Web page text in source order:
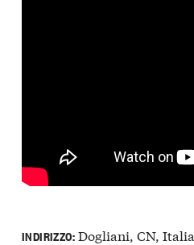
INDIRIZZO:Dogliani, CN, Italia